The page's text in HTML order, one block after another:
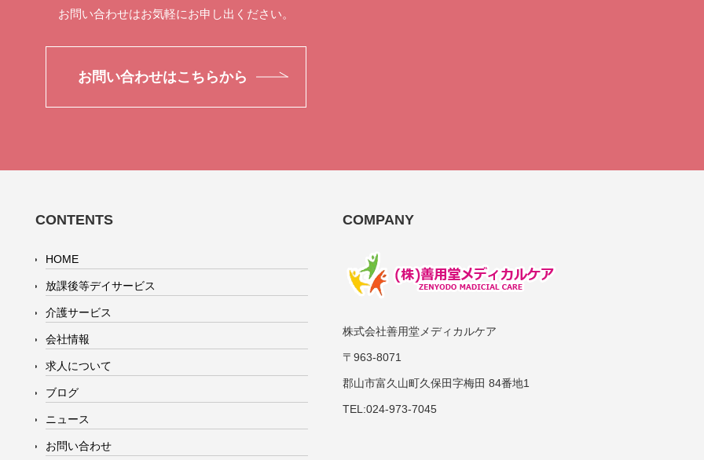
お問い合わせはお気軽にお申し出ください。
お問い合わせはこちらから
CONTENTS
HOME
放課後等デイサービス
介護サービス
会社情報
求人について
ブログ
ニュース
お問い合わせ
COMPANY
株式会社善用堂メディカルケア
〒963-8071
郡山市富久山町久保田字梅田 84番地1
TEL:024-973-7045